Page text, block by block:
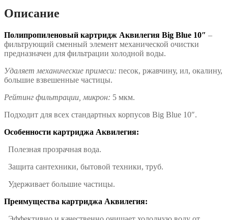
Описание
Полипропиленовый картридж Аквилегия Big Blue 10″ –
фильтрующий сменный элемент механической очистки
предназначен для фильтрации холодной воды.
Удаляет механические примеси: песок, ржавчину, ил, окалину,
большие взвешенные частицы.
Рейтинг фильтрации, микрон: 5 мкм.
Подходит для всех стандартных корпусов Big Blue 10″.
Особенности картриджа Аквилегия:
Полезная прозрачная вода.
Защита сантехники, бытовой техники, труб.
Удерживает большие частицы.
Преимущества картриджа Аквилегия: